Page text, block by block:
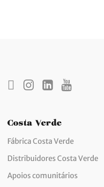
Costa Verde
Fábrica Costa Verde
Distribuidores Costa Verde
Apoios comunitários